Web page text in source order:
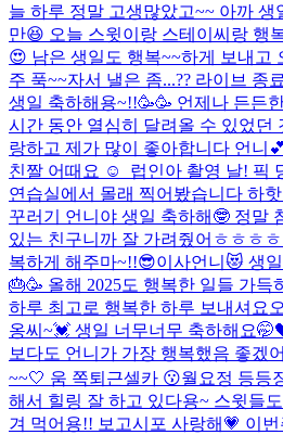
늘 하루 정말 고생많았고~~ 아까 생
만😆 오늘 스윗이랑 스테이씨랑 행
😍 남은 생일도 행복~~하게 보내고
주 푹~~자서 낼은 좀...?? 라이브 종
생일 축하해용~!!🥳🥳 언제나 든든
시간 동안 열심히 달려올 수 있었던
랑하고 제가 많이 좋아합니다 언니
친짤 어때요 ☺ ️ 럽인아 촬영 날! 픽
연습실에서 몰래 찍어봤습니다 하
꾸러기 언니야 생일 축하해🤓 정말
있는 친구니까 잘 가려줬어ㅎㅎㅎ
복하게 해주마~!!😎이사언니😻 생
🎂🥳 올해 2025도 행복한 일들 가득
하루 최고로 행복한 하루 보내셔요
옹씨~💓 생일 너무너무 축하해요
보다도 언니가 가장 행복했음 좋겠
~~🤍 움 쪽퇴근셀카 😗월요정 등등
해서 힐링 잘 하고 있다용~ 스윗들
겨 먹어용!! 보고시포 사랑해💗 이